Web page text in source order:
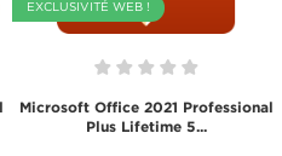
EXCLUSIVITÉ WEB !
Microsoft Office 2021 Professional
Plus Lifetime 5...